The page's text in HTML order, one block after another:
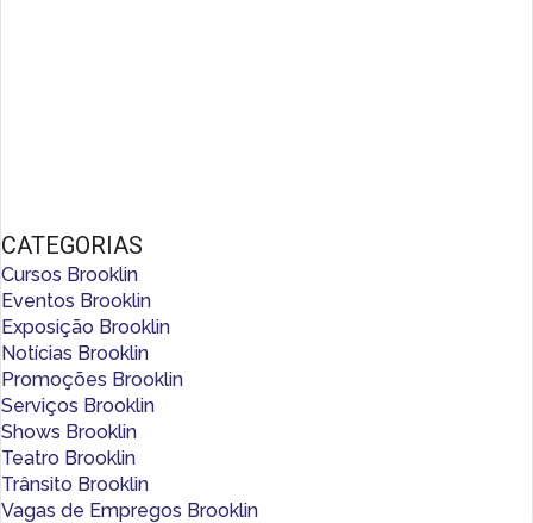
CATEGORIAS
Cursos Brooklin
Eventos Brooklin
Exposição Brooklin
Notícias Brooklin
Promoções Brooklin
Serviços Brooklin
Shows Brooklin
Teatro Brooklin
Trânsito Brooklin
Vagas de Empregos Brooklin